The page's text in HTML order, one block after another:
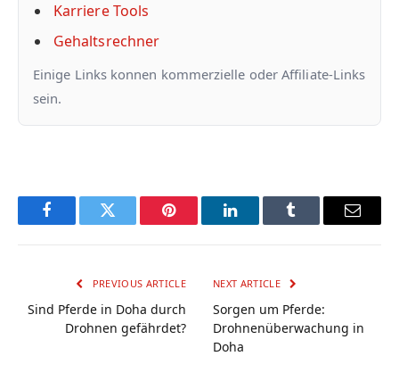
Karriere Tools
Gehaltsrechner
Einige Links konnen kommerzielle oder Affiliate-Links
sein.
FacebookTwitter Pinterest LinkedInTumblr Email
PREVIOUS ARTICLE
Sind Pferde in Doha durch
Drohnen gefährdet?
NEXT ARTICLE
Sorgen um Pferde:
Drohnenüberwachung in
Doha